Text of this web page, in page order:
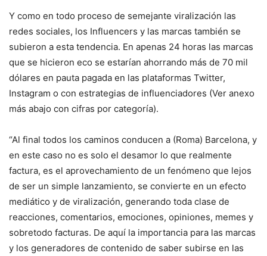
Y como en todo proceso de semejante viralización las
redes sociales, los Influencers y las marcas también se
subieron a esta tendencia. En apenas 24 horas las marcas
que se hicieron eco se estarían ahorrando más de 70 mil
dólares en pauta pagada en las plataformas Twitter,
Instagram o con estrategias de influenciadores (Ver anexo
más abajo con cifras por categoría).
“Al final todos los caminos conducen a (Roma) Barcelona, y
en este caso no es solo el desamor lo que realmente
factura, es el aprovechamiento de un fenómeno que lejos
de ser un simple lanzamiento, se convierte en un efecto
mediático y de viralización, generando toda clase de
reacciones, comentarios, emociones, opiniones, memes y
sobretodo facturas. De aquí la importancia para las marcas
y los generadores de contenido de saber subirse en las